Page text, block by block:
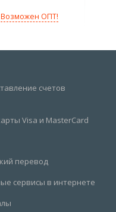
Возможен ОПТ!